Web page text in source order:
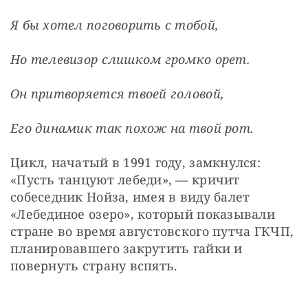
Я бы хотел поговорить с тобой,
Но телевизор слишком громко орет.
Он притворяется твоей головой,
Его динамик так похож на твой рот.
Цикл, начатый в 1991 году, замкнулся:
«Пусть танцуют лебеди», — кричит
собеседник Нойза, имея в виду балет
«Лебединое озеро», который показывали
стране во время августовского путча ГКЧП,
планировавшего закрутить гайки и
повернуть страну вспять.